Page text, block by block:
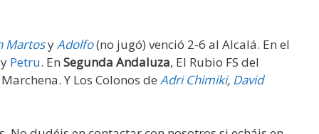
MartosyAdolfo(no jugó) venció 2-6 al Alcalá. En el
y Petru. En Segunda Andaluza, El Rubio FS del
Y Los Colonos de Adri Chimiki, David